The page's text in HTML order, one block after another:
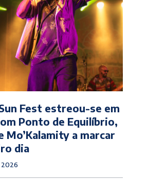
Fest estreou-se em
Ponto de Equilíbrio,
Mo’Kalamity a marcar
dia
2026